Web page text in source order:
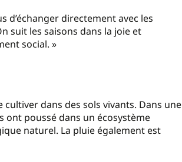
directement avec les
suit les saisons dans la joie et
social. »
cultiver dans des sols vivants. Dans une
ont poussé dans un écosystème
naturel. La pluie également est